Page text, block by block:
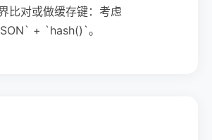
比对或做缓存键：考虑
+ `hash()`。